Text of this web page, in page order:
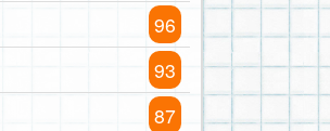
96
93
87